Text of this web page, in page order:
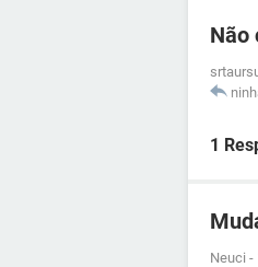
Não
1
Neuci -